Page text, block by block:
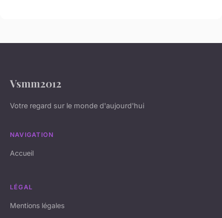
Vsmm2012
Votre regard sur le monde d'aujourd'hui
NAVIGATION
Accueil
LÉGAL
Mentions légales